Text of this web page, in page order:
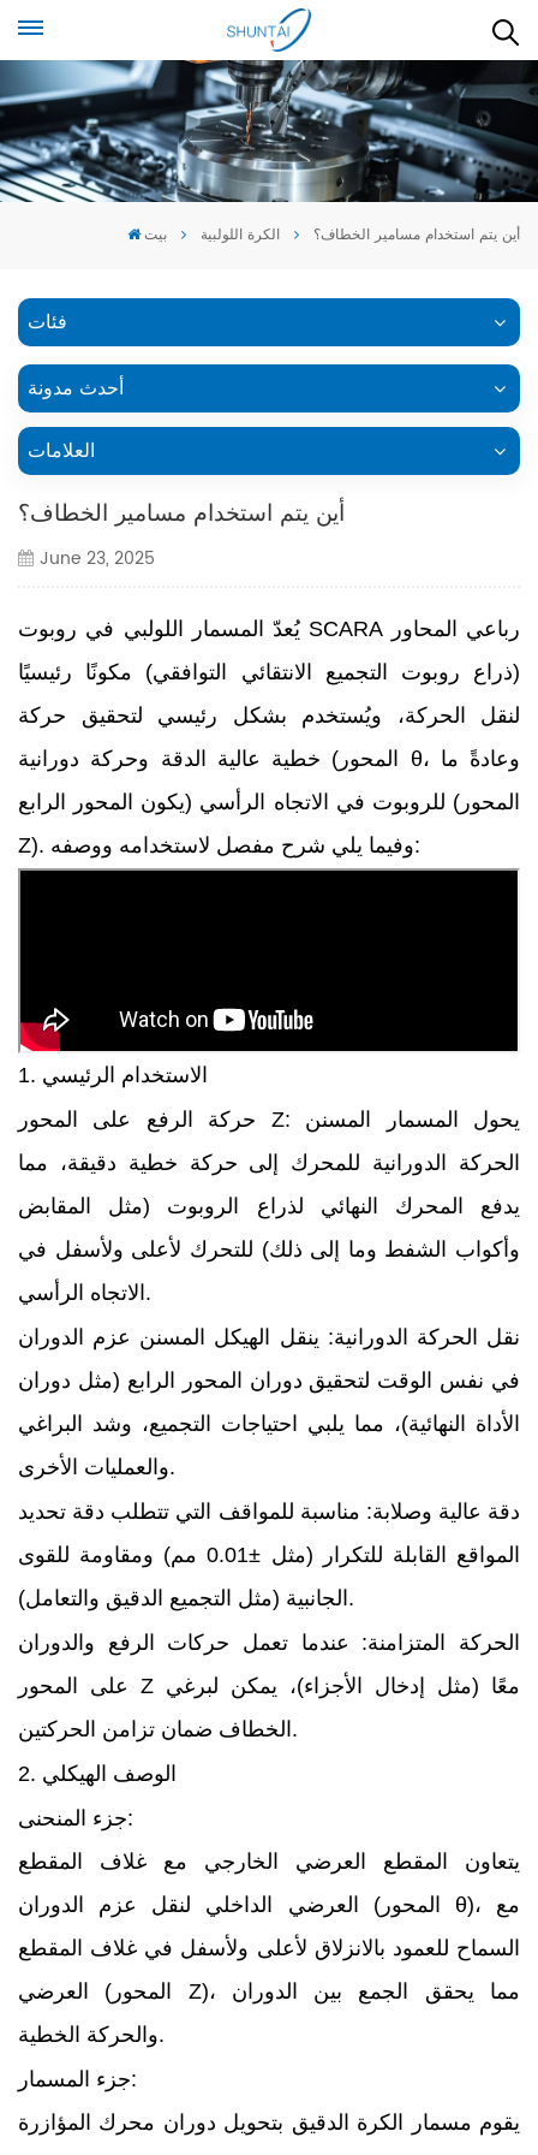
بيت الكرة اللولبية أين يتم استخدام مسامير الخطاف؟
فئات
أحدث مدونة
العلامات
أين يتم استخدام مسامير الخطاف؟
June 23, 2025
يُعدّ المسمار اللولبي في روبوت SCARA رباعي المحاور
(ذراع روبوت التجميع الانتقائي التوافقي) مكونًا رئيسيًا
لنقل الحركة، ويُستخدم بشكل رئيسي لتحقيق حركة
خطية عالية الدقة وحركة دورانية (المحور θ، وعادةً ما
يكون المحور الرابع) للروبوت في الاتجاه الرأسي (المحور
Z). وفيما يلي شرح مفصل لاستخدامه ووصفه:
1. الاستخدام الرئيسي
حركة الرفع على المحور Z: يحول المسمار المسنن
الحركة الدورانية للمحرك إلى حركة خطية دقيقة، مما
يدفع المحرك النهائي لذراع الروبوت (مثل المقابض
وأكواب الشفط وما إلى ذلك) للتحرك لأعلى ولأسفل في
الاتجاه الرأسي.
نقل الحركة الدورانية: ينقل الهيكل المسنن عزم الدوران
في نفس الوقت لتحقيق دوران المحور الرابع (مثل دوران
الأداة النهائية)، مما يلبي احتياجات التجميع، وشد البراغي
والعمليات الأخرى.
دقة عالية وصلابة: مناسبة للمواقف التي تتطلب دقة تحديد
المواقع القابلة للتكرار (مثل ±0.01 مم) ومقاومة للقوى
الجانبية (مثل التجميع الدقيق والتعامل).
الحركة المتزامنة: عندما تعمل حركات الرفع والدوران
على المحور Z معًا (مثل إدخال الأجزاء)، يمكن لبرغي
الخطاف ضمان تزامن الحركتين.
2. الوصف الهيكلي
جزء المنحنى:
يتعاون المقطع العرضي الخارجي مع غلاف المقطع
العرضي الداخلي لنقل عزم الدوران (المحور θ)، مع
السماح للعمود بالانزلاق لأعلى ولأسفل في غلاف المقطع
العرضي (المحور Z)، مما يحقق الجمع بين الدوران
والحركة الخطية.
جزء المسمار:
يقوم مسمار الكرة الدقيق بتحويل دوران محرك المؤازرة